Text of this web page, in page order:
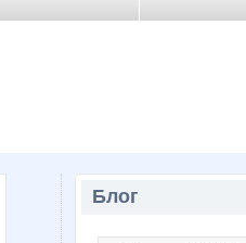
Блог